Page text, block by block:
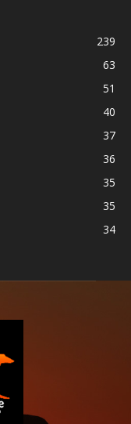
239
63
51
40
37
36
35
35
34